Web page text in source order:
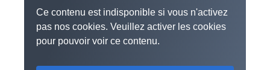
Ce contenu est indisponible si vous n'activez
pas nos cookies. Veuillez activer les cookies
pour pouvoir voir ce contenu.